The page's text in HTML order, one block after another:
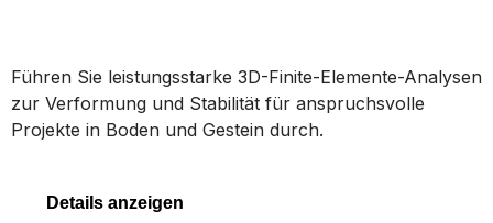
Führen Sie leistungsstarke 3D-Finite-Elemente-Analysen
zur Verformung und Stabilität für anspruchsvolle
Projekte in Boden und Gestein durch.
Details anzeigen